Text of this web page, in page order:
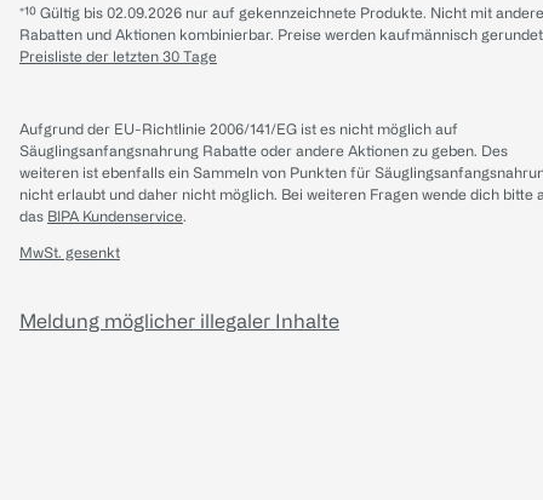
*¹⁰ Gültig bis 02.09.2026 nur auf gekennzeichnete Produkte. Nicht mit
Rabatten und Aktionen kombinierbar. Preise werden kaufmännisch
Preisliste der letzten 30 Tage
Aufgrund der EU-Richtlinie 2006/141/EG ist es nicht möglich auf
Säuglingsanfangsnahrung Rabatte oder andere Aktionen zu geben. Des
weiteren ist ebenfalls ein Sammeln von Punkten für
nicht erlaubt und daher nicht möglich. Bei weiteren Fragen wende dich bitte
das BIPA Kundenservice.
MwSt. gesenkt
Meldung möglicher illegaler Inhalte